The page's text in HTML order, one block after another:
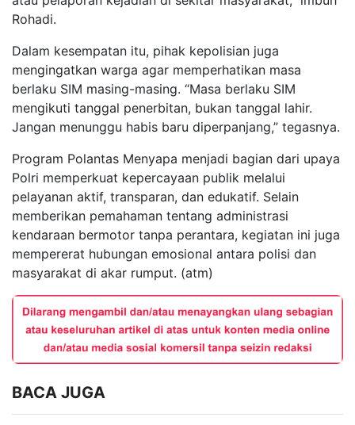
Rohadi.
Dalam kesempatan itu, pihak kepolisian juga
mengingatkan warga agar memperhatikan masa
berlaku SIM masing-masing. “Masa berlaku SIM
mengikuti tanggal penerbitan, bukan tanggal lahir.
Jangan menunggu habis baru diperpanjang,” tegasnya.
Program Polantas Menyapa menjadi bagian dari upaya
Polri memperkuat kepercayaan publik melalui
pelayanan aktif, transparan, dan edukatif. Selain
memberikan pemahaman tentang administrasi
kendaraan bermotor tanpa perantara, kegiatan ini juga
mempererat hubungan emosional antara polisi dan
masyarakat di akar rumput. (atm)
BACA JUGA